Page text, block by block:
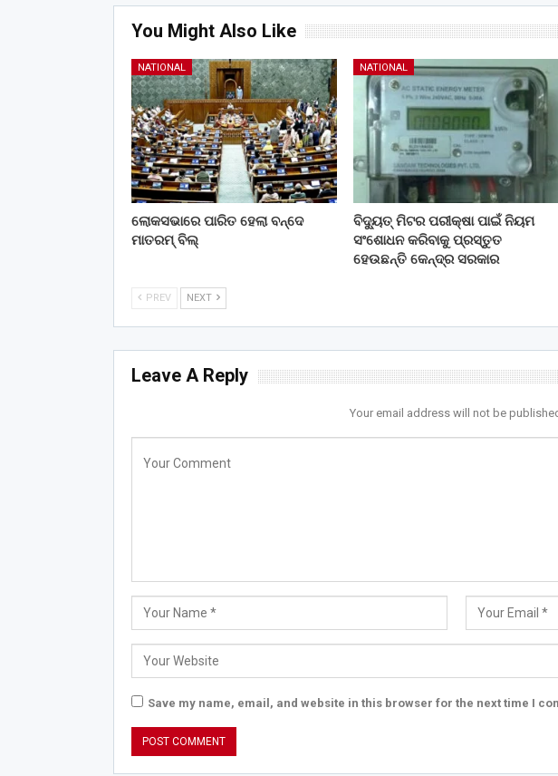
You Might Also Like
NATIONAL
ଲୋକସଭାରେ ପାରିତ ହେଲା ବନ୍ଦେ
ମାତରମ୍‌ ବିଲ୍‌
NATIONAL
ବିଦ୍ୟୁତ୍ ମିଟର ପରୀକ୍ଷା ପାଇଁ ନିୟମ
ସଂଶୋଧନ କରିବାକୁ ପ୍ରସ୍ତୁତ
ହେଉଛନ୍ତି କେନ୍ଦ୍ର ସରକାର
PREV NEXT
Leave A Reply
Your email address will not be
Save my name, email, and website in this browser for the next time I